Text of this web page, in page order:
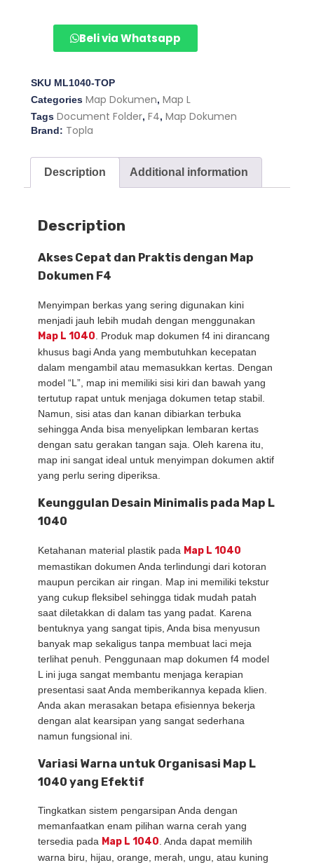
Beli via Whatsapp
SKU ML1040-TOP
Categories Map Dokumen, Map L
Tags Document Folder, F4, Map Dokumen
Brand: Topla
Description Additional information
Description
Akses Cepat dan Praktis dengan Map
Dokumen F4
Menyimpan berkas yang sering digunakan kini
menjadi jauh lebih mudah dengan menggunakan
Map L 1040 . Produk map dokumen f4 ini dirancang
khusus bagi Anda yang membutuhkan kecepatan
dalam mengambil atau memasukkan kertas. Dengan
model “L”, map ini memiliki sisi kiri dan bawah yang
tertutup rapat untuk menjaga dokumen tetap stabil.
Namun, sisi atas dan kanan dibiarkan terbuka
sehingga Anda bisa menyelipkan lembaran kertas
dengan satu gerakan tangan saja. Oleh karena itu,
map ini sangat ideal untuk menyimpan dokumen aktif
yang perlu sering diperiksa.
Keunggulan Desain Minimalis pada Map L
1040
Ketahanan material plastik pada Map L 1040
memastikan dokumen Anda terlindungi dari kotoran
maupun percikan air ringan. Map ini memiliki tekstur
yang cukup fleksibel sehingga tidak mudah patah
saat diletakkan di dalam tas yang padat. Karena
bentuknya yang sangat tipis, Anda bisa menyusun
banyak map sekaligus tanpa membuat laci meja
terlihat penuh. Penggunaan map dokumen f4 model
L ini juga sangat membantu menjaga kerapian
presentasi saat Anda memberikannya kepada klien.
Anda akan merasakan betapa efisiennya bekerja
dengan alat kearsipan yang sangat sederhana
namun fungsional ini.
Variasi Warna untuk Organisasi Map L
1040 yang Efektif
Tingkatkan sistem pengarsipan Anda dengan
memanfaatkan enam pilihan warna cerah yang
tersedia pada Map L 1040. Anda dapat memilih
warna biru, hijau, orange, merah, ungu, atau kuning